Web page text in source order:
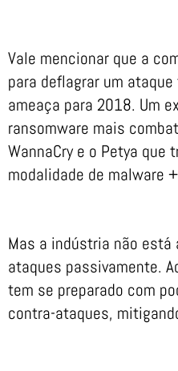
Vale mencionar que a
para deflagrar um
ameaça para 2018. Um
ransomware mais
WannaCry e o Petya que
modalidade de malware
Mas a indústria não está
ataques passivamente.
tem se preparado com
contra-ataques,